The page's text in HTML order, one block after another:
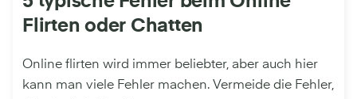
Flirten oder Chatten
Online flirten wird immer beliebter, aber auch hier
kann man viele Fehler machen. Vermeide die Fehler,